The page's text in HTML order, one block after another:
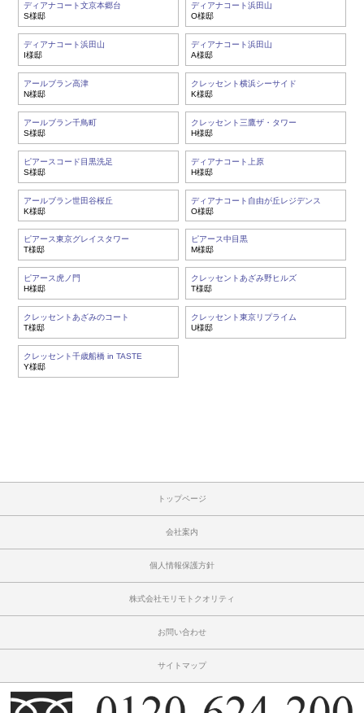
ディアナコート文京本郷台
S様邸
ディアナコート浜田山
O様邸
ディアナコート浜田山
I様邸
ディアナコート浜田山
A様邸
アールブラン高津
N様邸
クレッセント横浜シーサイド
K様邸
アールブラン千鳥町
S様邸
クレッセント三鷹ザ・タワー
H様邸
ピアースコード目黒洗足
S様邸
ディアナコート上原
H様邸
アールブラン世田谷桜丘
K様邸
ディアナコート自由が丘レジデンス
O様邸
ピアース東京グレイスタワー
T様邸
ピアース中目黒
M様邸
ピアース虎ノ門
H様邸
クレッセントあざみ野ヒルズ
T様邸
クレッセントあざみのコート
T様邸
クレッセント東京リプライム
U様邸
クレッセント千歳船橋 in TASTE
Y様邸
トップページ
会社案内
個人情報保護方針
株式会社モリモトクオリティ
お問い合わせ
サイトマップ